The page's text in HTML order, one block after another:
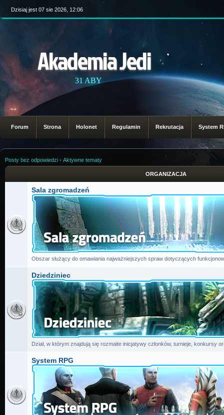
Dzisiaj jest 07 sie 2026, 12:06
Akademia Jedi
31 ABY
Forum Strona Holonet Regulamin Rekrutacja System
Posty bez odpowiedzi • Aktywne tematy
ORGANIZACJA
Sala zgromadzeń
Obszar służący do omawiania najważniejszych spraw dotyczących
Dziedziniec
Dział, w którym znajdują się rozmaite inicjatywy członków, turnieje, konkursy
System RPG